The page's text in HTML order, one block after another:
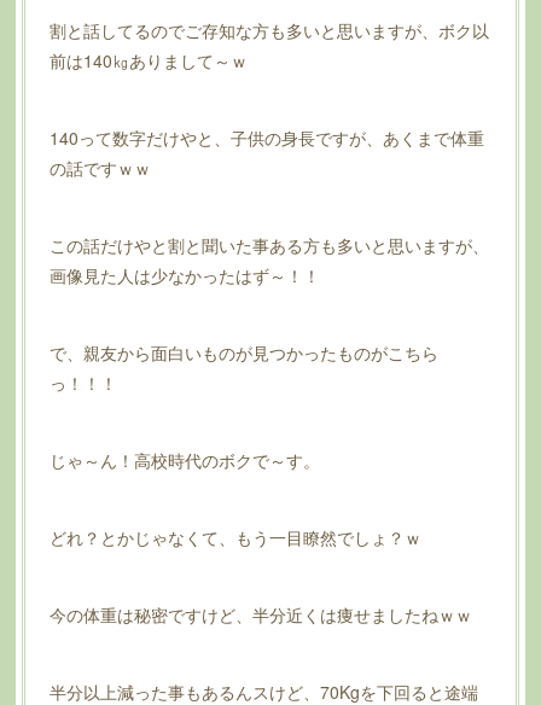
割と話してるのでご存知な方も多いと思いますが、ボク以
前は140㎏ありまして～ｗ
140って数字だけやと、子供の身長ですが、あくまで体重
の話ですｗｗ
この話だけやと割と聞いた事ある方も多いと思いますが、
画像見た人は少なかったはず～！！
で、親友から面白いものが見つかったものがこちら
っ！！！
じゃ～ん！高校時代のボクで～す。
どれ？とかじゃなくて、もう一目瞭然でしょ？ｗ
今の体重は秘密ですけど、半分近くは痩せましたねｗｗ
半分以上減った事もあるんスけど、70Kgを下回ると途端